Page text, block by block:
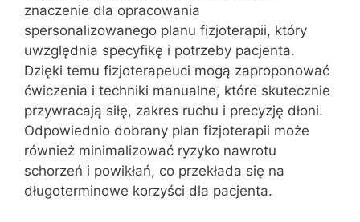
znaczenie dla opracowania
spersonalizowanego planu fizjoterapii, który
uwzględnia specyfikę i potrzeby pacjenta.
Dzięki temu fizjoterapeuci mogą zaproponować
ćwiczenia i techniki manualne, które skutecznie
przywracają siłę, zakres ruchu i precyzję dłoni.
Odpowiednio dobrany plan fizjoterapii może
również minimalizować ryzyko nawrotu
schorzeń i powikłań, co przekłada się na
długoterminowe korzyści dla pacjenta.